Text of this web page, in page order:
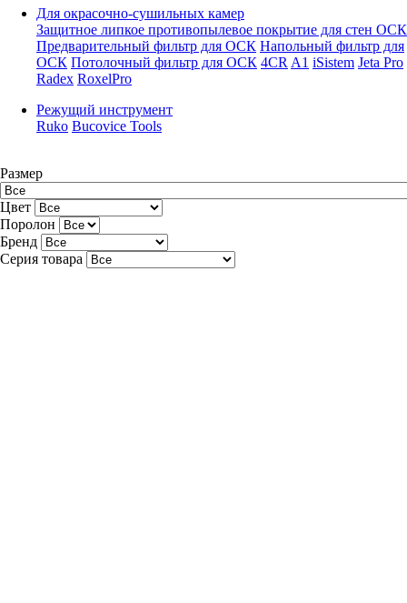
Для окрасочно-сушильных камер
Защитное липкое противопылевое покрытие для стен ОСК
Предварительный фильтр для ОСК Напольный фильтр для
ОСК Потолочный фильтр для ОСК 4CR A1 iSistem Jeta Pro
Radex RoxelPro
Режущий инструмент
Ruko Bucovice Tools
Размер
Цвет
Поролон
Бренд
Серия товара